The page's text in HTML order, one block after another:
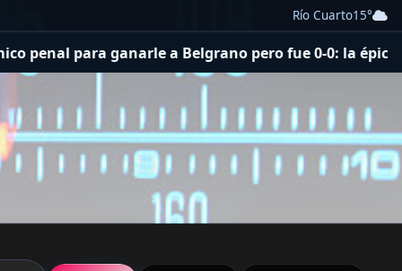
Río Cuarto15°
para ganarle a Belgrano pero fue 0-0: la épica